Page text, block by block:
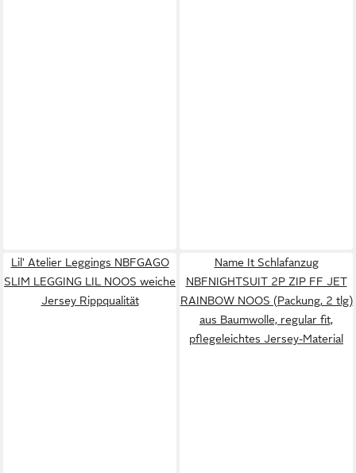
Lil' Atelier Leggings NBFGAGO
SLIM LEGGING LIL NOOS weiche
Jersey Rippqualität
Name It Schlafanzug
NBFNIGHTSUIT 2P ZIP FF JET
RAINBOW NOOS (Packung, 2 tlg)
aus Baumwolle, regular fit,
pflegeleichtes Jersey-Material